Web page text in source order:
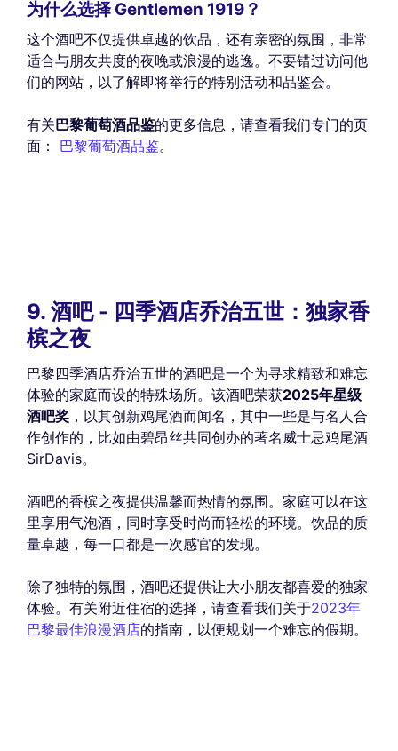
为什么选择 Gentlemen 1919？
这个酒吧不仅提供卓越的饮品，还有亲密的氛围，非常
适合与朋友共度的夜晚或浪漫的逃逸。不要错过访问他
们的网站，以了解即将举行的特别活动和品鉴会。
有关巴黎葡萄酒品鉴的更多信息，请查看我们专门的页
面： 巴黎葡萄酒品鉴。
9. 酒吧 - 四季酒店乔治五世：独家香
槟之夜
巴黎四季酒店乔治五世的酒吧是一个为寻求精致和难忘
体验的家庭而设的特殊场所。该酒吧荣获2025年星级
酒吧奖 ，以其创新鸡尾酒而闻名，其中一些是与名人合
作创作的，比如由碧昂丝共同创办的著名威士忌鸡尾酒
SirDavis。
酒吧的香槟之夜提供温馨而热情的氛围。家庭可以在这
里享用气泡酒，同时享受时尚而轻松的环境。饮品的质
量卓越，每一口都是一次感官的发现。
除了独特的氛围，酒吧还提供让大小朋友都喜爱的独家
体验。有关附近住宿的选择，请查看我们关于2023年
巴黎最佳浪漫酒店的指南，以便规划一个难忘的假期。